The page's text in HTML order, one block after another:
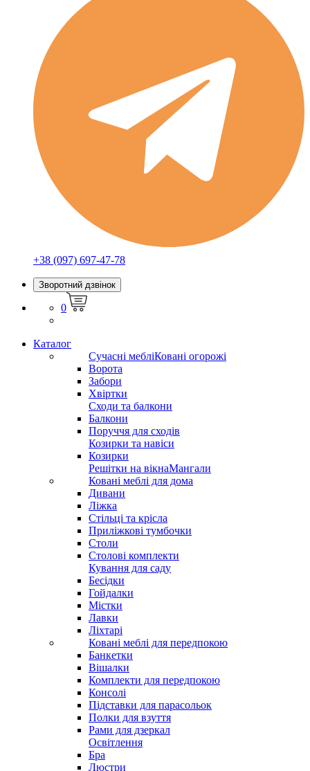
+38 (097) 697-47-78
Зворотний дзвінок
0
Каталог
Сучасні мебліКовані огорожі
Ворота
Забори
Хвіртки
Сходи та балкони
Балкони
Поруччя для сходів
Козирки та навіси
Козирки
Решітки на вікнаМангали
Ковані меблі для дома
Дивани
Ліжка
Стільці та крісла
Приліжкові тумбочки
Столи
Столові комплекти
Кування для саду
Бесідки
Гойдалки
Містки
Лавки
Ліхтарі
Ковані меблі для передпокою
Банкетки
Вішалки
Комплекти для передпокою
Консолі
Підставки для парасольок
Полки для взуття
Рами для дзеркал
Освітлення
Бра
Люстри